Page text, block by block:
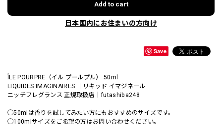
Add to cart
日本国内にお住まいの方向け
Save
ÎLE POURPRE（イル プールプル） 50ml
LIQUIDES IMAGINAIRES ｜リキッド イマジネール
ニッチフレグランス 正規取扱店｜futashiba248
◯50mlは香りを試してみたい方にもおすすめのサイズです。
◯100mlサイズをご希望の方はお問い合わせください。